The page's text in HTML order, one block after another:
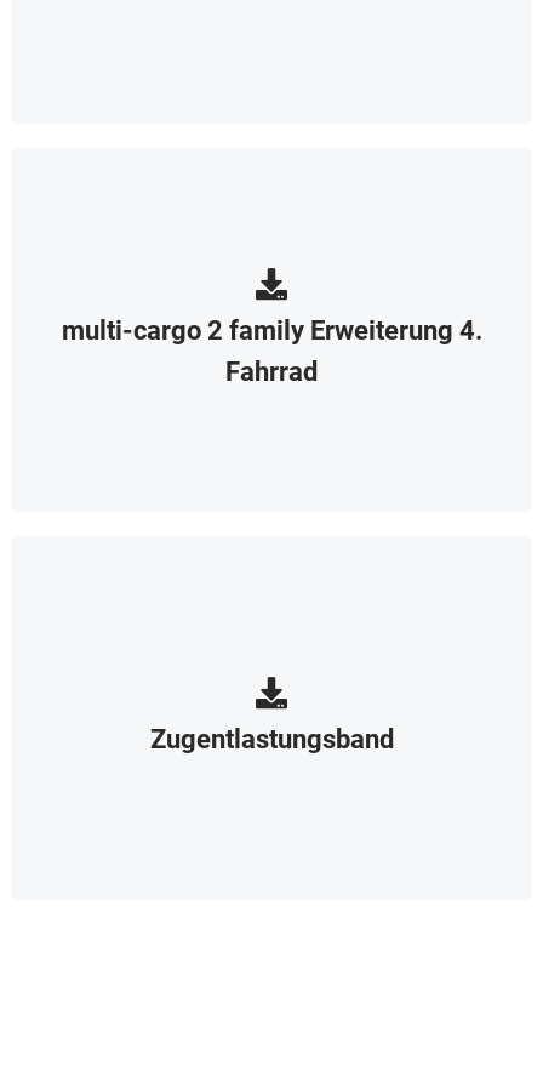
multi-cargo 2 family Erweiterung 4.
Fahrrad
Zugentlastungsband